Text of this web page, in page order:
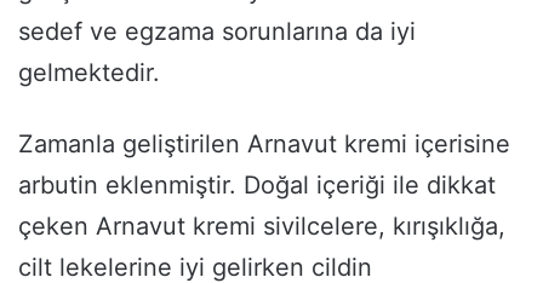
sedef ve egzama sorunlarına da iyi
gelmektedir.
Zamanla geliştirilen Arnavut kremi içerisine
arbutin eklenmiştir. Doğal içeriği ile dikkat
çeken Arnavut kremi sivilcelere, kırışıklığa,
cilt lekelerine iyi gelirken cildin